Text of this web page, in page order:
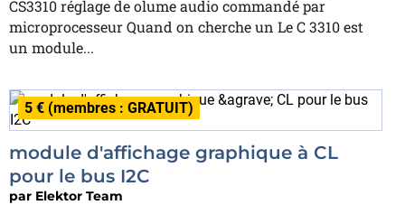
CS3310 réglage de olume audio commandé par
microprocesseur Quand on cherche un Le C 3310 est
un module...
5 € (membres : GRATUIT)
module d'affichage graphique à CL
pour le bus I2C
par Elektor Team